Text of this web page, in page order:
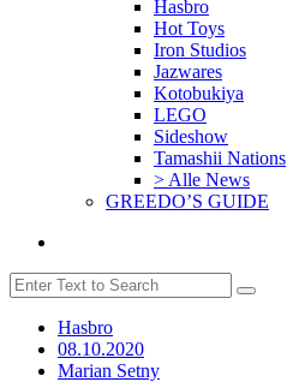
Hasbro
Hot Toys
Iron Studios
Jazwares
Kotobukiya
LEGO
Sideshow
Tamashii Nations
> Alle News
GREEDO’S GUIDE
Hasbro
08.10.2020
Marian Setny